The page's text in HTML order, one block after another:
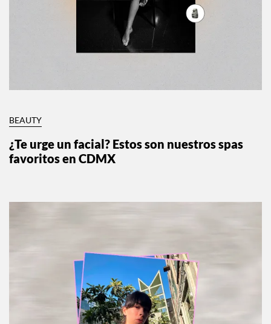
BEAUTY
¿Te urge un facial? Estos son nuestros spas
favoritos en CDMX